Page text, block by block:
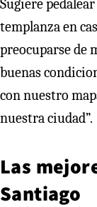
Sugiere
templanza en
preocuparse de
buenas
con nuestro
nuestra ciudad”.
Las
Santiago